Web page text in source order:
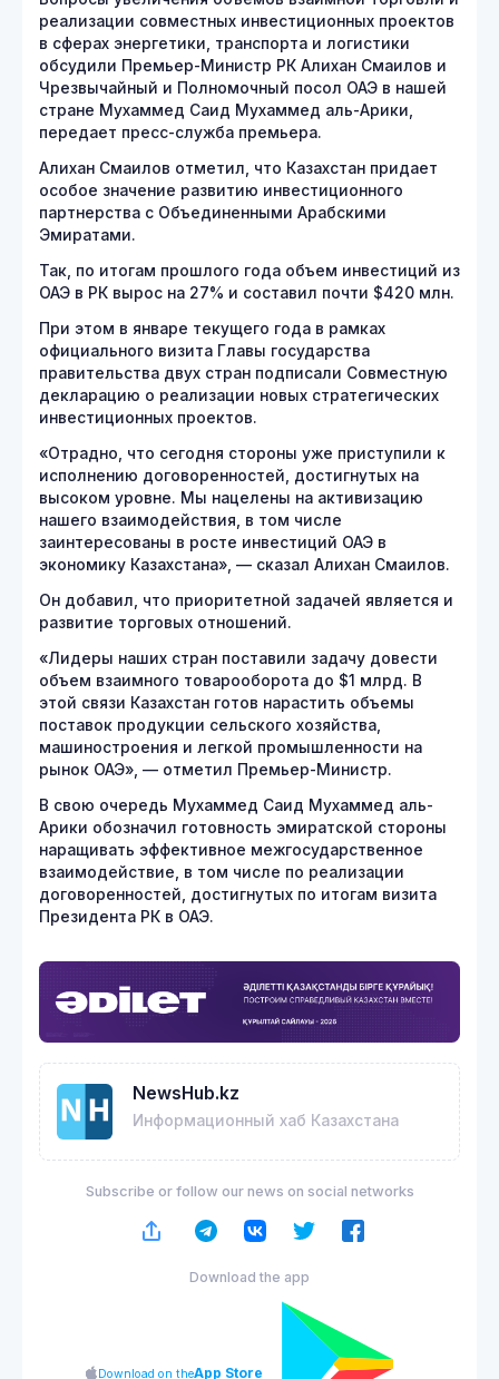
реализации совместных инвестиционных проектов
в сферах энергетики, транспорта и логистики
обсудили Премьер-Министр РК Алихан Смаилов и
Чрезвычайный и Полномочный посол ОАЭ в нашей
стране Мухаммед Саид Мухаммед аль-Арики,
передает пресс-служба премьера.
Алихан Смаилов отметил, что Казахстан придает
особое значение развитию инвестиционного
партнерства с Объединенными Арабскими
Эмиратами.
Так, по итогам прошлого года объем инвестиций из
ОАЭ в РК вырос на 27% и составил почти $420 млн.
При этом в январе текущего года в рамках
официального визита Главы государства
правительства двух стран подписали Совместную
декларацию о реализации новых стратегических
инвестиционных проектов.
«Отрадно, что сегодня стороны уже приступили к
исполнению договоренностей, достигнутых на
высоком уровне. Мы нацелены на активизацию
нашего взаимодействия, в том числе
заинтересованы в росте инвестиций ОАЭ в
экономику Казахстана», — сказал Алихан Смаилов.
Он добавил, что приоритетной задачей является и
развитие торговых отношений.
«Лидеры наших стран поставили задачу довести
объем взаимного товарооборота до $1 млрд. В
этой связи Казахстан готов нарастить объемы
поставок продукции сельского хозяйства,
машиностроения и легкой промышленности на
рынок ОАЭ», — отметил Премьер-Министр.
В свою очередь Мухаммед Саид Мухаммед аль-
Арики обозначил готовность эмиратской стороны
наращивать эффективное межгосударственное
взаимодействие, в том числе по реализации
договоренностей, достигнутых по итогам визита
Президента РК в ОАЭ.
NewsHub.kz
Информационный хаб Казахстана
Subscribe or follow our news on social networks
Download the app
Download on theApp Store